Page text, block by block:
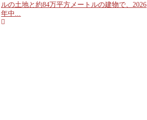
ルの土地と約84万平方メートルの建物で、2026
年中...